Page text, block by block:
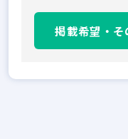
掲載希望・